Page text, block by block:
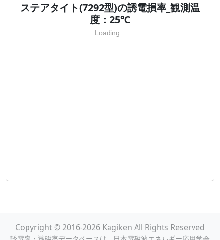
ステアタイト(7292型)の誘電損率_観測温
度：25℃
Loading...
Copyright © 2016-2026 Kagiken All Rights Reserved